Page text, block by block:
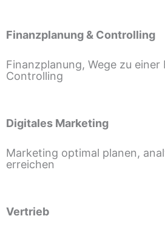
Finanzplanung & Controlling
Finanzplanung, Wege zu
Controlling
Digitales Marketing
Marketing optimal planen,
erreichen
Vertrieb